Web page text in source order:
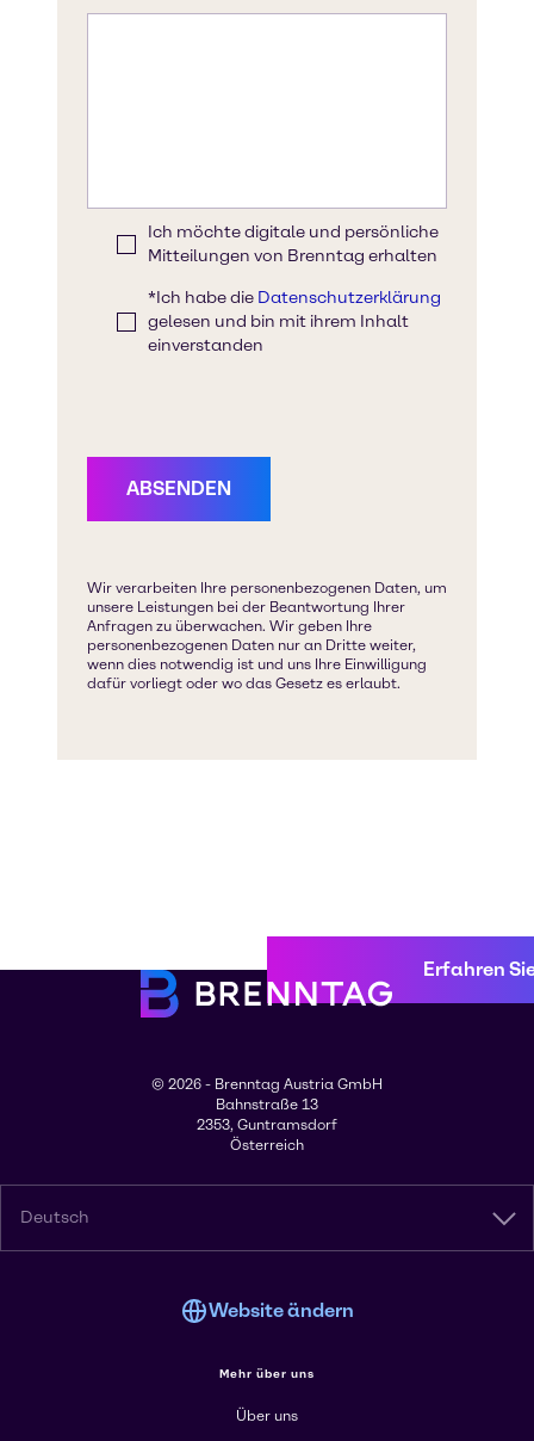
Erfahren
© 2026 - Brenntag Austria GmbH
Bahnstraße 13
2353, Guntramsdorf
Österreich
Deutsch
Website ändern
Mehr über uns
Über uns